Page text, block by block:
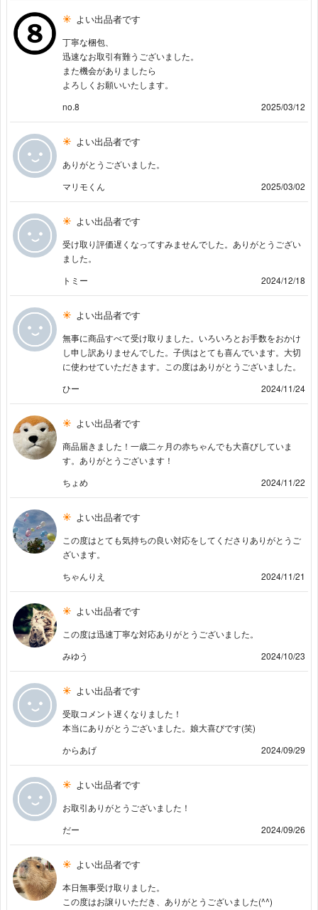
よい出品者です
丁寧な梱包、
迅速なお取引有難うございました。
また機会がありましたら
よろしくお願いいたします。
no.8
2025/03/12
よい出品者です
ありがとうございました。
マリモくん
2025/03/02
よい出品者です
受け取り評価遅くなってすみませんでした。ありがとうござい
ました。
トミー
2024/12/18
よい出品者です
無事に商品すべて受け取りました。いろいろとお手数をおかけ
し申し訳ありませんでした。子供はとても喜んでいます。大切
に使わせていただきます。この度はありがとうございました。
ひー
2024/11/24
よい出品者です
商品届きました！一歳二ヶ月の赤ちゃんでも大喜びしていま
す。ありがとうございます！
ちょめ
2024/11/22
よい出品者です
この度はとても気持ちの良い対応をしてくださりありがとうご
ざいます。
ちゃんりえ
2024/11/21
よい出品者です
この度は迅速丁寧な対応ありがとうございました。
みゆう
2024/10/23
よい出品者です
受取コメント遅くなりました！
本当にありがとうございました。娘大喜びです(笑)
からあげ
2024/09/29
よい出品者です
お取引ありがとうございました！
だー
2024/09/26
よい出品者です
本日無事受け取りました。
この度はお譲りいただき、ありがとうございました(^^)